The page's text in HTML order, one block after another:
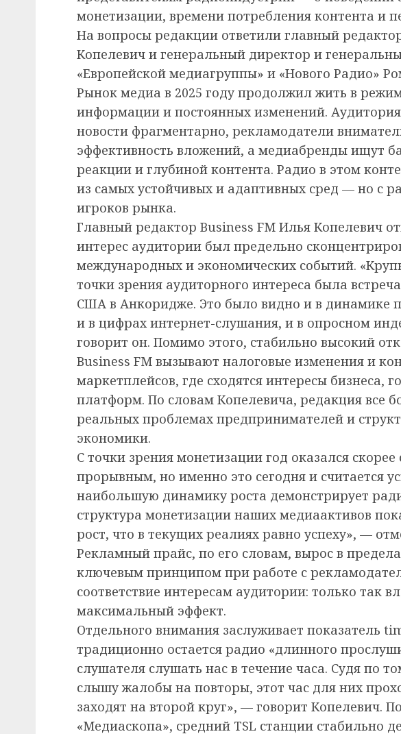
монетизации, времени потребления контента и
На вопросы редакции ответили главный
Копелевич и генеральный директор и
«Европейской медиагруппы» и «Нового Радио»
Рынок медиа в 2025 году продолжил жить в
информации и постоянных изменений.
новости фрагментарно, рекламодатели
эффективность вложений, а медиабренды ищут
реакции и глубиной контента. Радио в этом
из самых устойчивых и адаптивных сред — но с
игроков рынка.
Главный редактор Business FM Илья Копелевич
интерес аудитории был предельно
международных и экономических событий.
точки зрения аудиторного интереса была
США в Анкоридже. Это было видно и в динамике
и в цифрах интернет-слушания, и в опросном
говорит он. Помимо этого, стабильно высокий
Business FM вызывают налоговые изменения и
маркетплейсов, где сходятся интересы бизнеса,
платформ. По словам Копелевича, редакция все
реальных проблемах предпринимателей и
экономики.
С точки зрения монетизации год оказался
прорывным, но именно это сегодня и считается
наибольшую динамику роста демонстрирует
структура монетизации наших медиаактивов
рост, что в текущих реалиях равно успеху», —
Рекламный прайс, по его словам, вырос в
ключевым принципом при работе с
соответствие интересам аудитории: только так
максимальный эффект.
Отдельного внимания заслуживает показатель
традиционно остается радио «длинного
слушателя слушать нас в течение часа. Судя по
слышу жалобы на повторы, этот час для них
заходят на второй круг», — говорит Копелевич.
«Медиаскопа», средний TSL станции стабильно